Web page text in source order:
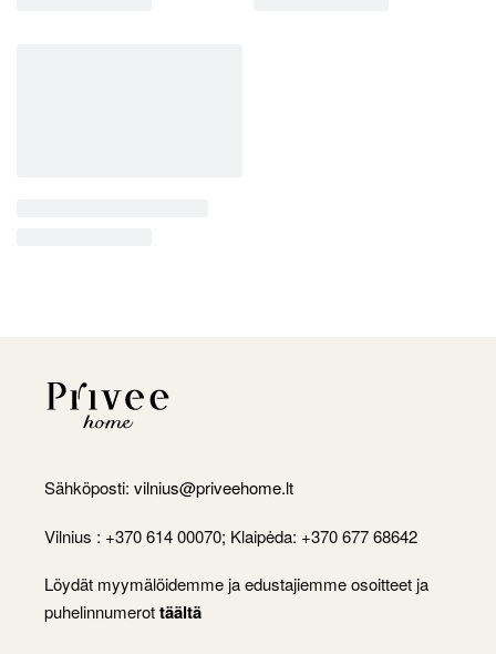
Sähköposti: vilnius@priveehome.lt
Vilnius : +370 614 00070; Klaipėda: +370 677 68642
Löydät myymälöidemme ja edustajiemme osoitteet ja
puhelinnumerottäältä